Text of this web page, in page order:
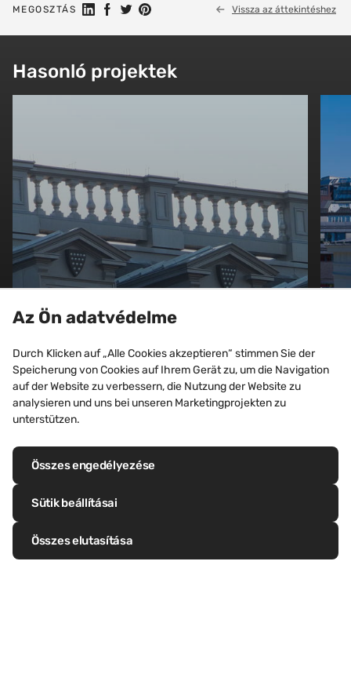
MEGOSZTÁS Megosztás a Linkedin-en
Megosztás Facebookon
Megosztás a Twitteren
Megosztás a PinterestenVissza az áttekintéshez
Hasonló projektek
IRODÁK ÉS KERESKEDELMI ÉPÜLETEK,
BEVÁSÁRLÓKÖZPONTOK, SZÁLLODÁK
Duchess of Cornwall Inn,
Poundbury (Egyesült
Királyság)
Fedezze fel ezt a projektet
Az Ön adatvédelme
Durch Klicken auf „Alle Cookies akzeptieren“ stimmen Sie der
Speicherung von Cookies auf Ihrem Gerät zu, um die Navigation
auf der Website zu verbessern, die Nutzung der Website zu
analysieren und uns bei unseren Marketingprojekten zu
unterstützen.
Összes engedélyezése
Sütik beállításai
Összes elutasítása